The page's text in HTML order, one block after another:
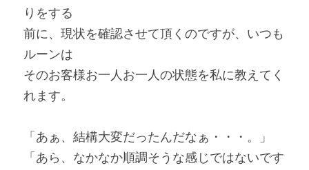
りをする
前に、現状を確認させて頂くのですが、いつも
ルーンは
そのお客様お一人お一人の状態を私に教えてく
れます。
「あぁ、結構大変だったんだなぁ・・・。」
「あら、なかなか順調そうな感じではないです